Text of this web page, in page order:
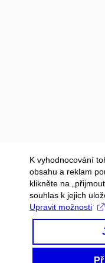
K vyhodnocování
obsahu a reklam
klikněte na
souhlas k jejich
Upravit možnosti